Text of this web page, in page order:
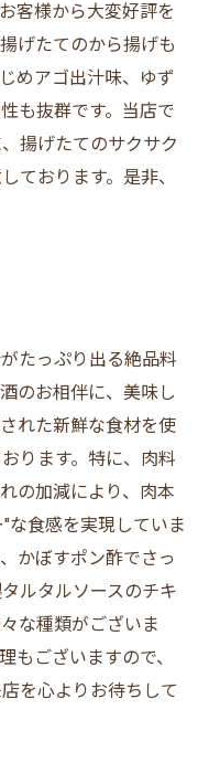
客様から大変好評を
げたてのから揚げも
めアゴ出汁味、ゆず
も抜群です。当店で
揚げたてのサクサク
ております。是非、
たっぷり出る絶品料
のお相伴に、美味し
れた新鮮な食材を使
ります。特に、肉料
の加減により、肉本
な食感を実現していま
かぼすポン酢でさっ
ルタルソースのチキ
な種類がございま
もございますので、
を心よりお待ちして